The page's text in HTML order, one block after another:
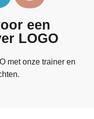
een
LOGO
met onze trainer en